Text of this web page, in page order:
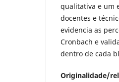
qualitativa e um
docentes e
evidencia as
Cronbach e
dentro de cada
Originalidade/